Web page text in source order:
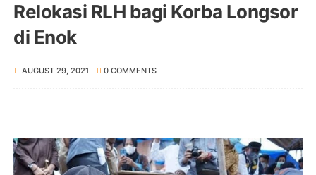
Relokasi RLH bagi Korba Longsor
di Enok
AUGUST 29, 2021 0 COMMENTS